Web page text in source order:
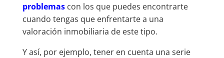
problemascon los que puedes encontrarte
cuando tengas que enfrentarte a una
valoración inmobiliaria de este tipo.
Y así, por ejemplo, tener en cuenta una serie